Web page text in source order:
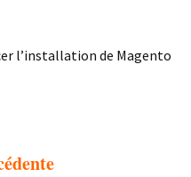
l’installation de Magento